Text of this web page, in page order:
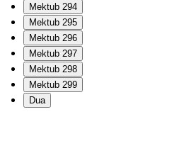
Mektub 294
Mektub 295
Mektub 296
Mektub 297
Mektub 298
Mektub 299
Dua